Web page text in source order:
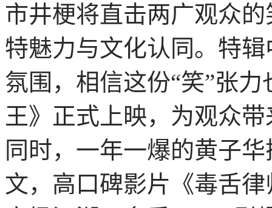
市井梗将直击两广观众
特魅力与文化认同。特
氛围，相信这份“笑”张
王》正式上映，为观众带
同时，一年一爆的黄子
文，高口碑影片《毒舌